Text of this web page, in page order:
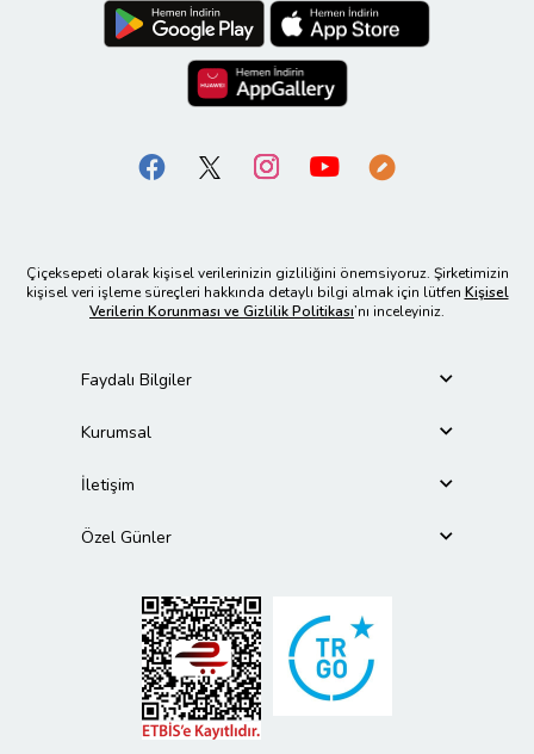
Çiçeksepeti olarak kişisel verilerinizin gizliliğini önemsiyoruz. Şirketimizin
kişisel veri işleme süreçleri hakkında detaylı bilgi almak için lütfen Kişisel
Verilerin Korunması ve Gizlilik Politikası’nı inceleyiniz.
Faydalı Bilgiler
Kurumsal
İletişim
Özel Günler